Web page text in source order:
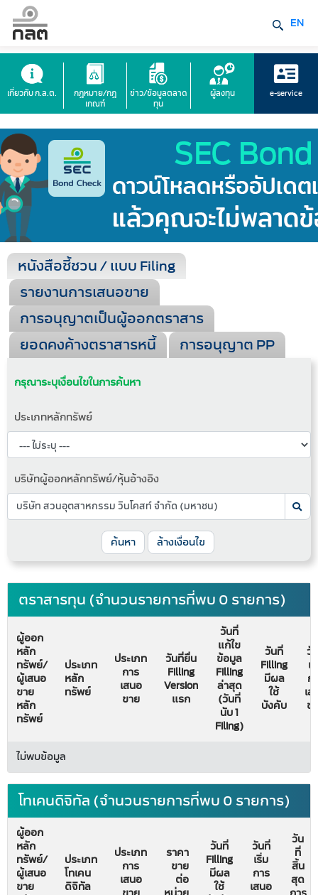
EN
เกี่ยวกับ ก.ล.ต.
กฎหมาย/กฎ
เกณฑ์
ข่าว/ข้อมูลตลาด
ทุน
ผู้ลงทุน e-service
หนังสือชี้ชวน / แบบ Filing
รายงานการเสนอขาย
การอนุญาตเป็นผู้ออกตราสาร
ยอดคงค้างตราสารหนี้
การอนุญาต PP
กรุณาระบุเงื่อนไขในการค้นหา
ประเภทหลักทรัพย์
บริษัทผู้ออกหลักทรัพย์/หุ้นอ้างอิง
ค้นหา ล้างเงื่อนไข
ตราสารทุน (จำนวนรายการที่พบ 0 รายการ)
ผู้ออก
หลัก
ทรัพย์/
ผู้เสนอ
ขาย
หลัก
ทรัพย์
ประเภท
หลัก
ทรัพย์
ประเภท
การ
เสนอ
ขาย
วันที่ยื่น
Filling
Version
แรก
วันที่
แก้ไข
ข้อมูล
Filling
ล่าสุด
(วันที่
นับ 1
Filing)
วันที่
Filling
มีผล
ใช้
บังคับ
วั
เ
ก
เ
ข
ไม่พบข้อมูล
โทเคนดิจิทัล (จำนวนรายการที่พบ 0 รายการ)
ผู้ออก
หลัก
ทรัพย์/
ผู้เสนอ
ขาย
ประเภท
โทเคน
ดิจิทัล
ประเภท
การ
เสนอ
ราคา
ขาย
ต่อ
วันที่
Filling
มีผล
ใช้
วันที่
เริ่ม
การ
เสนอ
วัน
ที่
สิ้น
สุด